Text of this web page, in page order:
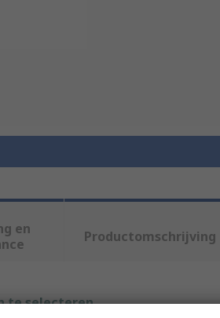
en
Productomschrijving
te selecteren.